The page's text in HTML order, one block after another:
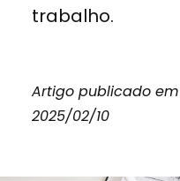
trabalho.
Artigo publicado
2025/02/10